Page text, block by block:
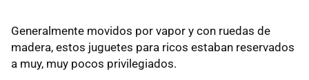
Generalmente movidos por vapor y con ruedas de
madera, estos juguetes para ricos estaban reservados
a muy, muy pocos privilegiados.